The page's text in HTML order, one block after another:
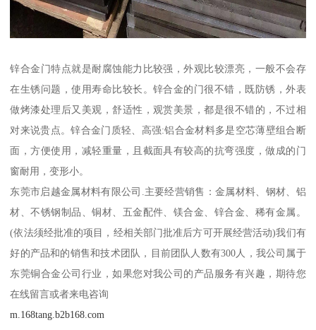
锌合金门特点就是耐腐蚀能力比较强，外观比较漂亮，一般不会存
在生锈问题，使用寿命比较长。锌合金的门很不错，既防锈，外表
做烤漆处理后又美观，舒适性，观赏美景，都是很不错的，不过相
对来说贵点。锌合金门质轻、高强:铝合金材料多是空芯薄壁组合断
面，方便使用，减轻重量，且截面具有较高的抗弯强度，做成的门
窗耐用，变形小。
东莞市启越金属材料有限公司.主要经营销售：金属材料、钢材、铝
材、不锈钢制品、铜材、五金配件、镁合金、锌合金、稀有金属。
(依法须经批准的项目，经相关部门批准后方可开展经营活动)我们有
好的产品和的销售和技术团队，目前团队人数有300人，我公司属于
东莞铜合金公司行业，如果您对我公司的产品服务有兴趣，期待您
在线留言或者来电咨询
m.168tang.b2b168.com